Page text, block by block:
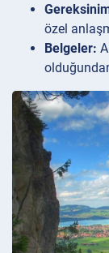
özel
Belgeler: